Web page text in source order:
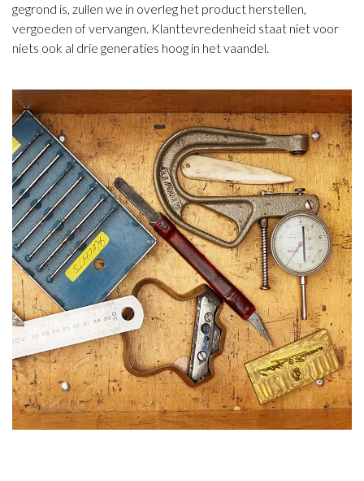
gegrond is, zullen we in overleg het product herstellen,
vergoeden of vervangen. Klanttevredenheid staat niet voor
niets ook al drie generaties hoog in het vaandel.